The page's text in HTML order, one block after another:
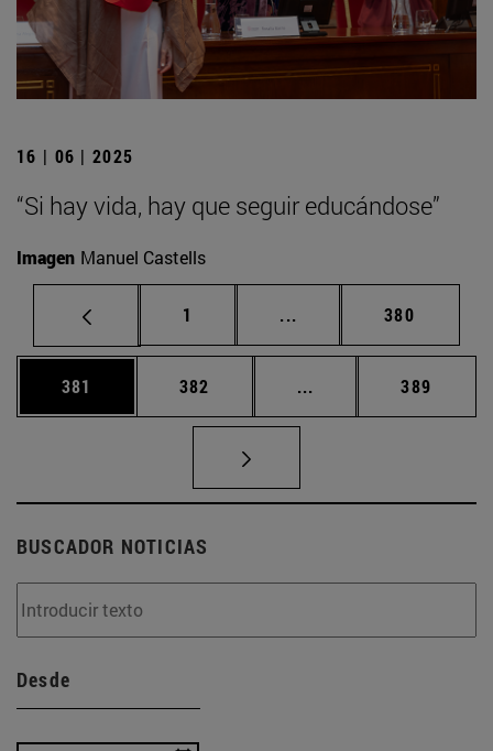
16 | 06 | 2025
“Si hay vida, hay que seguir educándose”
Imagen Manuel Castells
Página
1 ... Páginas intermedias
Página
380
Página
381 Página
382 ... Páginas intermedias
Página
389
BUSCADOR NOTICIAS
Desde